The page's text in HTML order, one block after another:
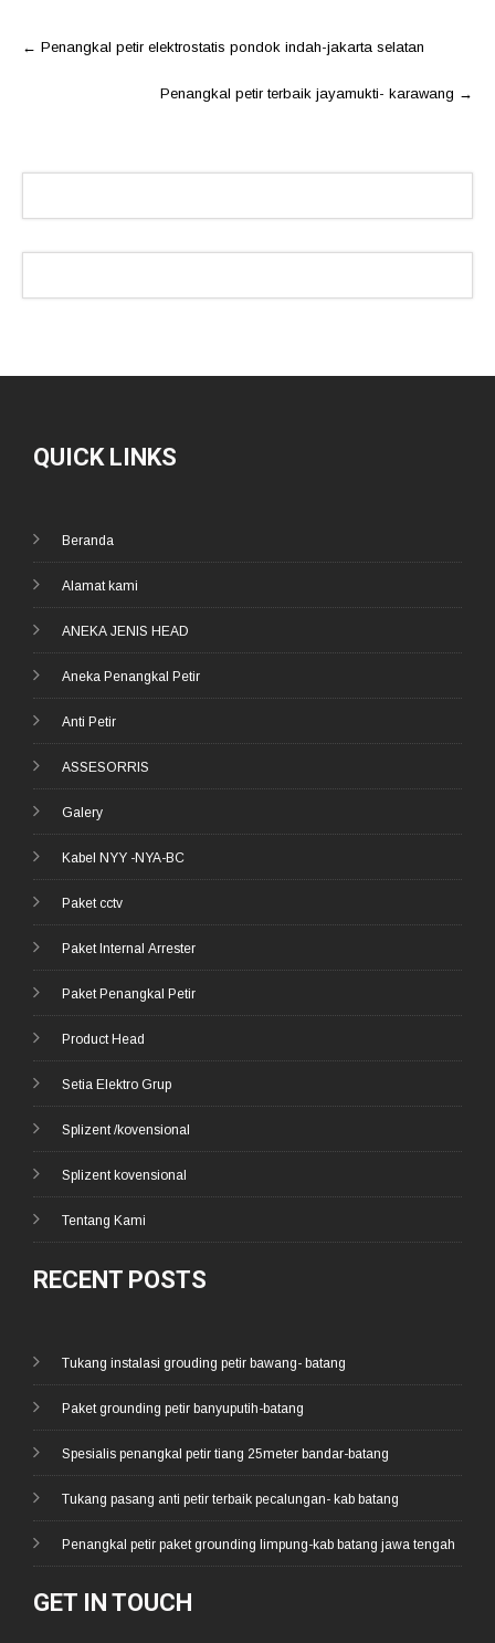
Post
← Penangkal petir elektrostatis pondok indah-jakarta selatan
Penangkal petir terbaik jayamukti- karawang →
QUICK LINKS
Beranda
Alamat kami
ANEKA JENIS HEAD
Aneka Penangkal Petir
Anti Petir
ASSESORRIS
Galery
Kabel NYY -NYA-BC
Paket cctv
Paket Internal Arrester
Paket Penangkal Petir
Product Head
Setia Elektro Grup
Splizent /kovensional
Splizent kovensional
Tentang Kami
RECENT POSTS
Tukang instalasi grouding petir bawang- batang
Paket grounding petir banyuputih-batang
Spesialis penangkal petir tiang 25meter bandar-batang
Tukang pasang anti petir terbaik pecalungan- kab batang
Penangkal petir paket grounding limpung-kab batang jawa tengah
GET IN TOUCH